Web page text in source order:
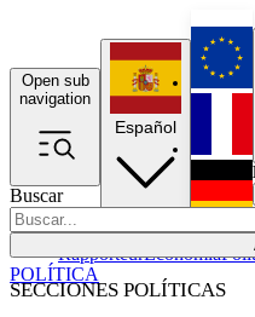
Open sub
navigation
Buscar
SECCIONES POLÍTICAS
RapporteurEconomía
Español
POLÍTICA